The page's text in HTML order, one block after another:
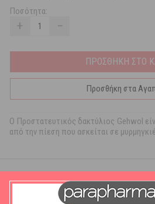
Ποσότητα:
+ −
ΠΡΟΣΘΗΚΗ ΣΤΟ
Προσθήκη στα
O Προστατευτικός δακτύλιος Gehwol
από την πίεση που ασκείται σε